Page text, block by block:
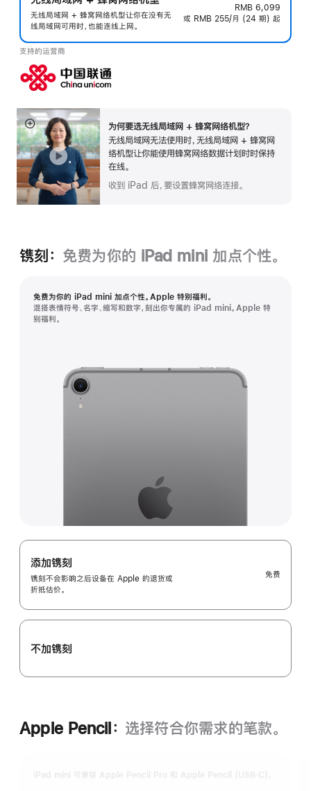
无线局域网 + 蜂窝网络机型让你在没有无
线局域网可用时，也能连线上网。
RMB 6,099
或 RMB 255/月 (24 期) 起
支持的运营商
为何要选无线局域网 + 蜂窝网络机型？
无线局域网无法使用时，无线局域网 + 蜂窝网
络机型让你能使用蜂窝网络数据计划时时保持
在线。
收到 iPad 后，要设置蜂窝网络连接。
展
开
镌刻： 免费为你的 iPad mini 加点个性。
免费为你的 iPad mini 加点个性。Apple 特别福利。
混搭表情符号、名字、缩写和数字，刻出你专属的 iPad mini。Apple 特
别福利。
添加镌刻
镌刻不会影响之后设备在 Apple 的退货或
折抵估价。
免费
不加镌刻
Apple Pencil： 选择符合你需求的笔款。